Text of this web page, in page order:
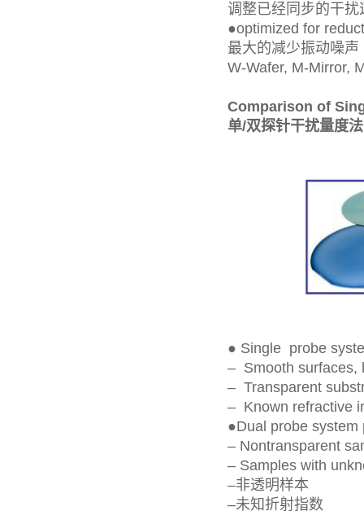
调整已经同步的干
●optimized for
最大的减少振动噪声
W-Wafer, M-Mirror,
Comparison of
单/双探针干扰量度
● Single probe
– Smooth surfaces,
– Transparent
– Known refractive
●Dual probe
– Nontransparent
– Samples with
–非透明样本
–未知折射指数